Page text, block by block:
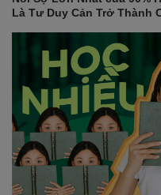
Công ty phát hành: Công ty
Nhà xuất bản: NXB Đại học
Tác giả: Nguyễn Thị Dung,
Quỳnh Thơ
Kích thước: 19*26 cm
ISBN: 978-604-62-4873-6
Loại phiên bản: phiên bản
Số trang: 386 trang
Ngày xuất bản: 12/2018
Là Tư Duy Cản Trở Thành